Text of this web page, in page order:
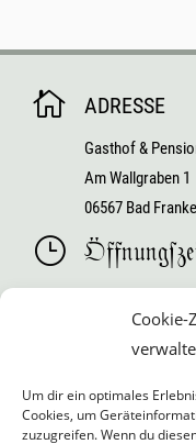
Cookie-
Um dir ein optimales
Cookies, um
zuzugreifen. Wenn du
 ADRESSE
Gasthof &
Am Wallgraben 1
06567 Bad
}
Sa / So ab 12.00
Mittwoch ist
für
geöffnet.